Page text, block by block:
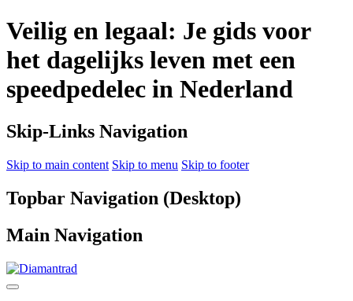
Veilig en legaal: Je gids voor
het dagelijks leven met een
speedpedelec in Nederland
Skip-Links Navigation
Skip to main content Skip to menu Skip to footer
Topbar Navigation (Desktop)
Main Navigation